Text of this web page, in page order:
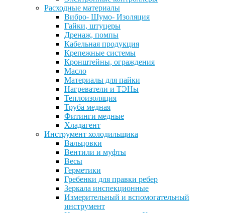
Расходные материалы
Вибро- Шумо- Изоляция
Гайки, штуцеры
Дренаж, помпы
Кабельная продукция
Крепежные системы
Кронштейны, ограждения
Масло
Материалы для пайки
Нагреватели и ТЭНы
Теплоизоляция
Труба медная
Фитинги медные
Хладагент
Инструмент холодильщика
Вальцовки
Вентили и муфты
Весы
Герметики
Гребенки для правки ребер
Зеркала инспекционные
Измерительный и вспомогательный
инструмент